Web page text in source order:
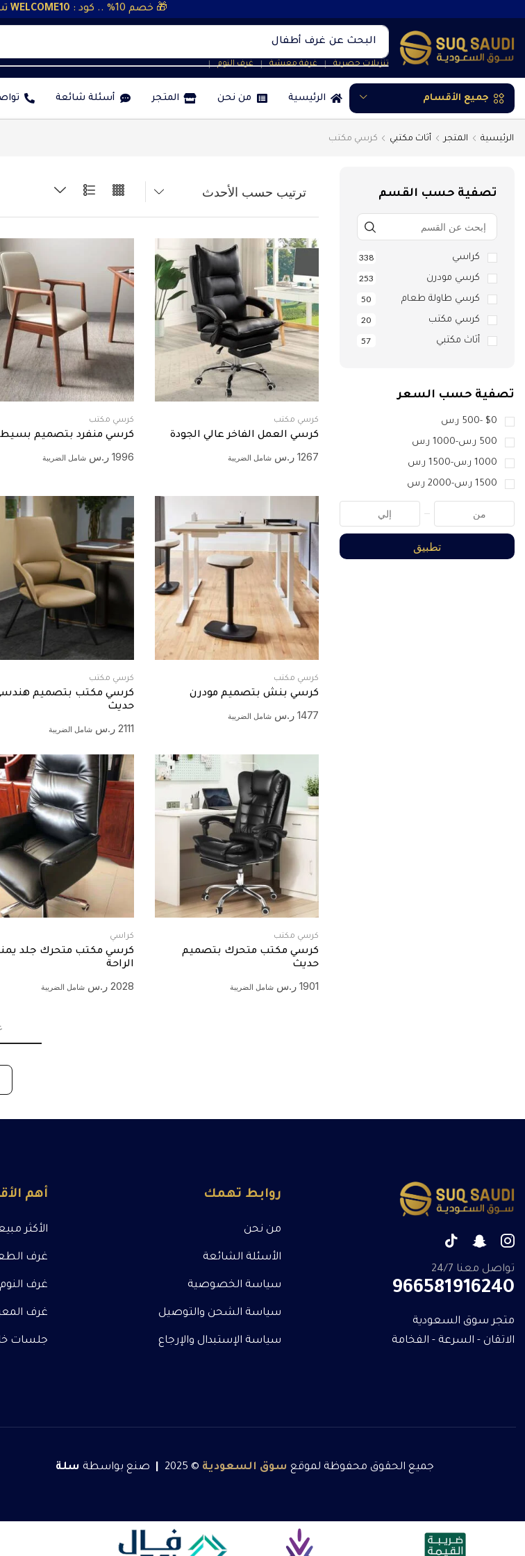
🎁 خصم 10% .. كود : WELCOME10
البحث عن غرف أطفال
تنزيلات حصرية ❘ غرفة معيشة ❘ غرف النوم ❘
جميع الأقسام الرئيسية من نحن المتجر أسئلة شائعة
الرئيسية المتجر أثاث مكتبي كرسي مكتب
تصفية حسب القسم
كراسي
338
كرسي مودرن
253
كرسي طاولة طعام
50
كرسي مكتب
20
أثاث مكتبي
57
تصفية حسب السعر
$0 -
500 ر.س
500 ر.س-
1000 ر.س
1000 ر.س-
1500 ر.س
1500 ر.س-
2000 ر.س
تطبيق
كرسي مكتب
كرسي العمل الفاخر عالي الجودة
1267 ر.س شامل الضريبة
كرسي مكتب
كرسي منفرد بتصميم بسيط
1996 ر.س شامل الضريبة
كرسي مكتب
كرسي بنش بتصميم مودرن
1477 ر.س شامل الضريبة
كرسي مكتب
كرسي مكتب بتصميم
حديث
2111 ر.س شامل الضريبة
كرسي مكتب
كرسي مكتب متحرك بتصميم
حديث
1901 ر.س شامل الضريبة
كراسي
كرسي مكتب متحرك جلد
الراحة
2028 ر.س شامل الضريبة
تواصل معنا 24/7
966581916240
متجر سوق السعودية
الاتقان - السرعة - الفخامة
روابط تهمك
من نحن
الأسئلة الشائعة
سياسة الخصوصية
سياسة الشحن والتوصيل
سياسة الإستبدال والإرجاع
أهم
الأكثر
غرف
غرف النوم
غرف
جلسات
جميع الحقوق محفوظة لموقع سوق السعودية © 2025 صنع بواسطة سلة